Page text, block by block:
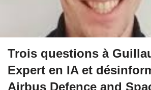
Trois questions à
Expert en IA et
Airbus Defence and